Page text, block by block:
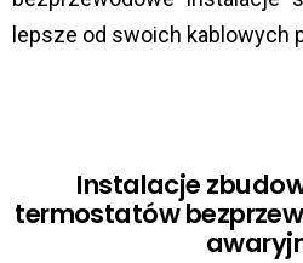
lepsze od swoich kablowych
Instalacje
termostatów